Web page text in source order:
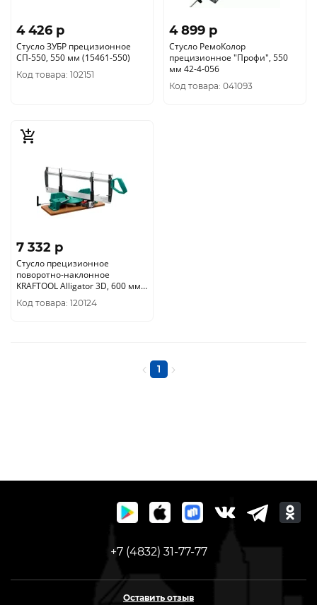
4 426 p
Стусло ЗУБР прецизионное
СП-550, 550 мм (15461-550)
Код товара: 102151
4 899 p
Стусло РемоКолор
прецизионное "Профи", 550
мм 42-4-056
Код товара: 041093
7 332 p
Стусло прецизионное
поворотно-наклонное
KRAFTOOL Alligator 3D, 600 мм,
(15451-600)
Код товара: 120124
1
+7 (4832) 31-77-77
Оставить отзыв